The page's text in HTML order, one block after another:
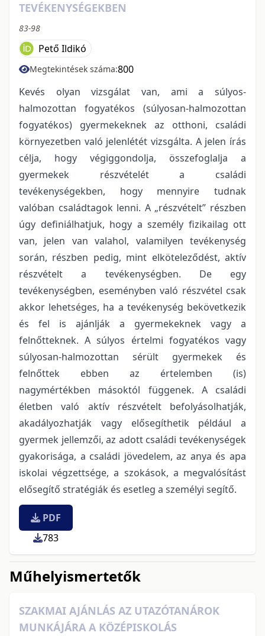
TEVÉKENYSÉGEKBEN
83-98
Pető Ildikó
Megtekintések száma:800
Kevés olyan vizsgálat van, ami a súlyos-
halmozottan fogyatékos (súlyosan-halmozottan
fogyatékos) gyermekeknek az otthoni, családi
környezetben való jelenlétét vizsgálta. A jelen írás
célja, hogy végiggondolja, összefoglalja a
gyermekek részvételét a családi
tevékenységekben, hogy mennyire tudnak
valóban családtagok lenni. A „részvételt” részben
úgy definiálhatjuk, hogy a személy fizikailag ott
van, jelen van valahol, valamilyen tevékenység
során, részben pedig, mint elköteleződést, aktív
részvételt a tevékenységben. De egy
tevékenységben, eseményben való részvétel csak
akkor lehetséges, ha a tevékenység bekövetkezik
és fel is ajánlják a gyermekeknek vagy a
felnőtteknek. A súlyos értelmi fogyatékos vagy
súlyosan-halmozottan sérült gyermekek és
felnőttek ebben az értelemben (is)
nagymértékben másoktól függenek. A családi
életben való aktív részvételt befolyásolhatják,
akadályozhatják vagy elősegíthetik például a
gyermek jellemzői, az adott családi tevékenységek
gyakorisága, a családi jövedelem, az anya és apa
iskolai végzettsége, a szokások, a megvalósítást
elősegítő stratégiák és esetleg a személyi segítő.
PDF
783
Műhelyismertetők
SZAKMAI AJÁNLÁS AZ UTAZÓTANÁROK
MUNKÁJÁRA A KÖZÉPISKOLÁS